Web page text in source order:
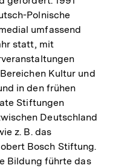
Polnische
umfassend
statt, mit
Kultur und
in den frühen
Stiftungen
Deutschland
z. B. das
Bosch Stiftung.
Bildung führte das